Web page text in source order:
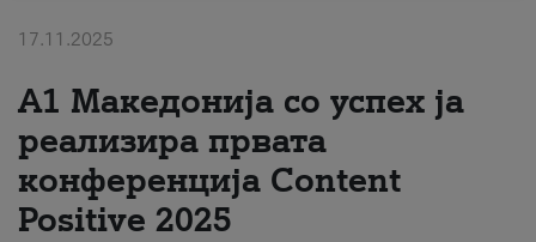
#ПодобарОнлајн
17.11.2025
А1 Македонија со успех ја
реализира првата
конференција Content
Positive 2025